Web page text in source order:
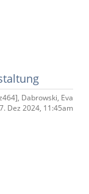
Dabrowski, Eva
Dez 2024, 11:45am